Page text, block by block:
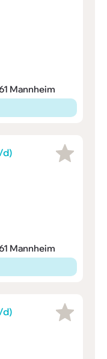
Mannheim
d)
Mannheim
d)